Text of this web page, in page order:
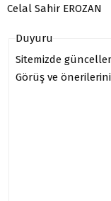
Celal Sahir EROZAN
Duyuru
Sitemizde
Görüş ve